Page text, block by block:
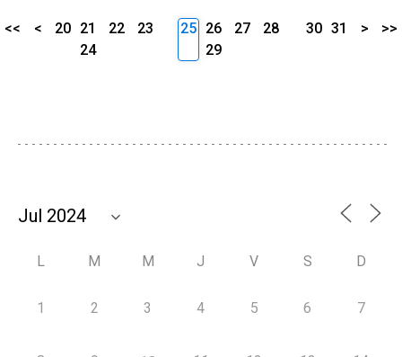
<< < 20 21 22
23
24
25 26 27
28
29
30 31 > >>
L M M J V S D
1 2 3 4 5 6 7